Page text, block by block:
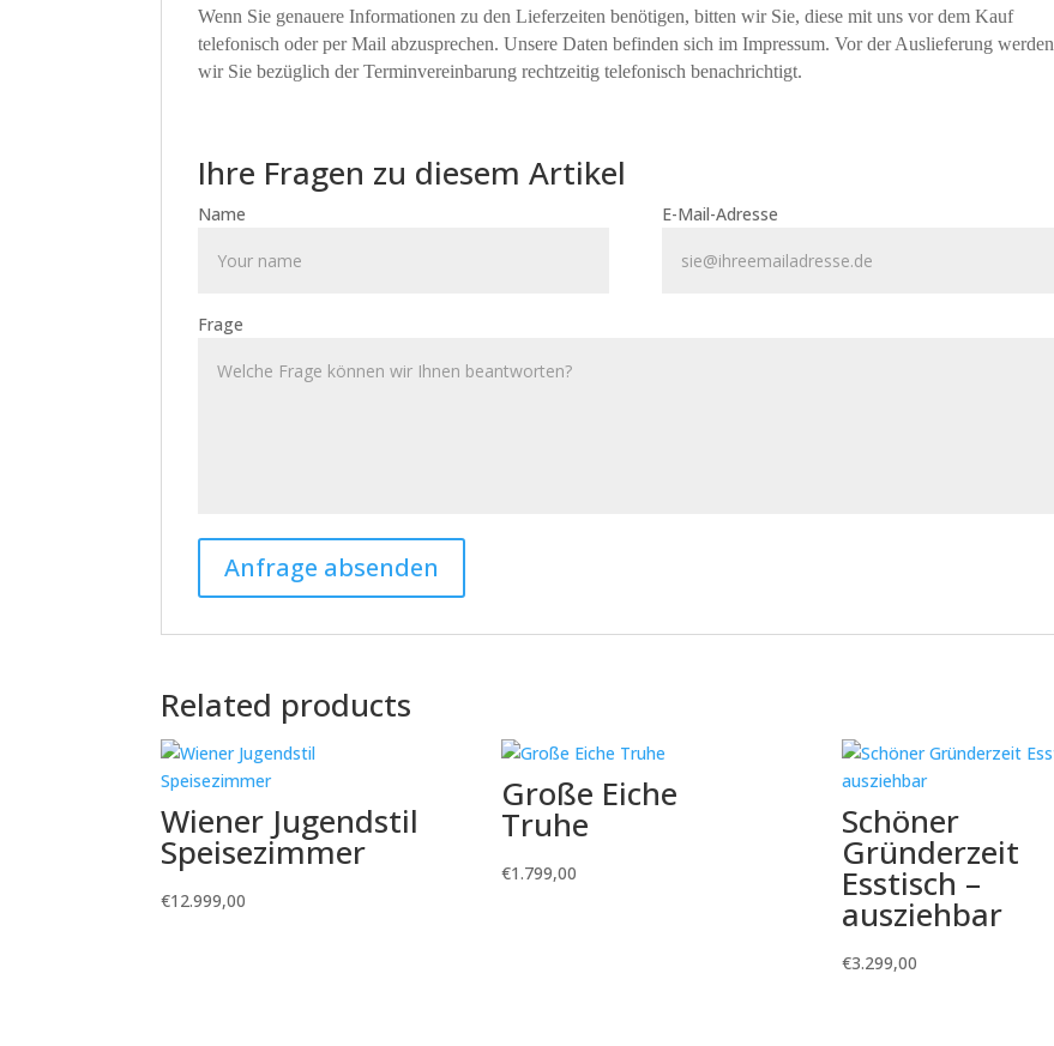
Wenn Sie genauere Informationen zu den Lieferzeiten benötigen, bitten wir Sie, diese mit uns vor dem Kauf
telefonisch oder per Mail abzusprechen. Unsere Daten befinden sich im Impressum. Vor der Auslieferung werden
wir Sie bezüglich der Terminvereinbarung rechtzeitig telefonisch benachrichtigt.
Ihre Fragen zu diesem Artikel
Name E-Mail-Adresse
Frage
Related products
Wiener Jugendstil
Speisezimmer
€12.999,00
Große Eiche
Truhe
€1.799,00
Schöner
Gründerzeit
Esstisch –
ausziehbar
€3.299,00